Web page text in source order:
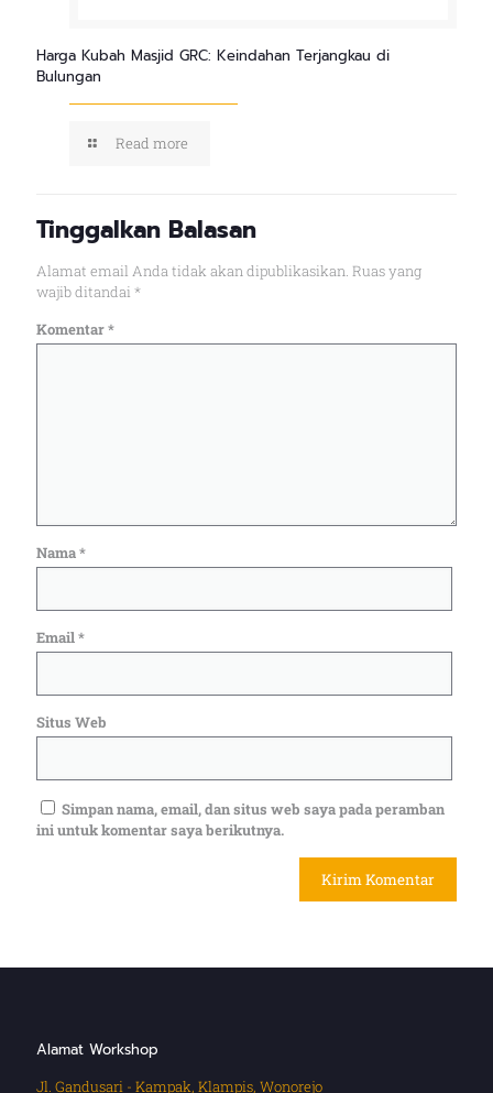
Harga Kubah Masjid GRC: Keindahan Terjangkau di
Bulungan
Read more
Tinggalkan Balasan
Alamat email Anda tidak akan dipublikasikan. Ruas yang
wajib ditandai *
Komentar*
Nama*
Email*
Situs Web
Simpan nama, email, dan situs web saya pada peramban
ini untuk komentar saya berikutnya.
Alamat Workshop
Jl. Gandusari - Kampak, Klampis, Wonorejo